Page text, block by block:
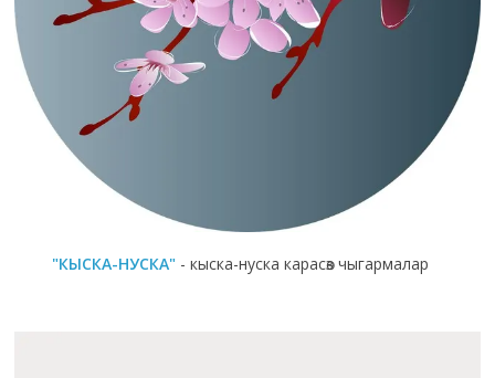
"КЫСКА-НУСКА" - кыска-нуска карасөз чыгармалар